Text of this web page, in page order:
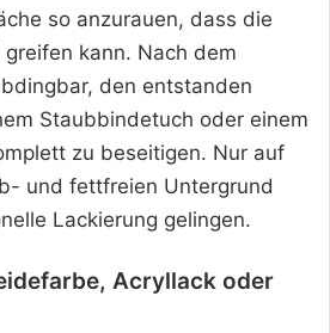
so anzurauen, dass die
kann. Nach dem
den entstanden
Staubbindetuch oder einem
zu beseitigen. Nur auf
und fettfreien Untergrund
Lackierung gelingen.
Acryllack oder